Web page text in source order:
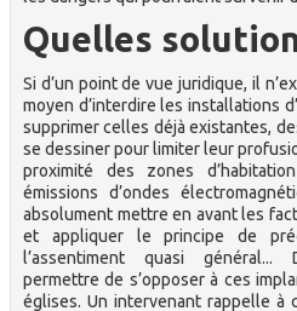
Quelles
Si d’un point de vue juridique, il
moyen d’interdire les installations
supprimer celles déjà existantes,
se dessiner pour limiter leur
proximité des zones
émissions d’ondes
absolument mettre en avant les
et appliquer le principe de
l’assentiment quasi général...
permettre de s’opposer à ces
églises. Un intervenant rappelle à